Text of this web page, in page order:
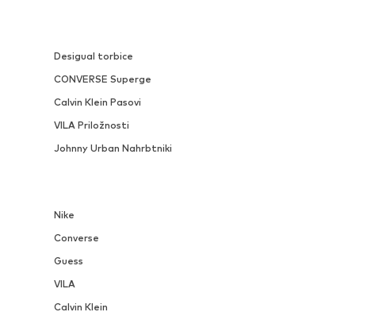
Desigual torbice
CONVERSE Superge
Calvin Klein Pasovi
VILA Priložnosti
Johnny Urban Nahrbtniki
Nike
Converse
Guess
VILA
Calvin Klein